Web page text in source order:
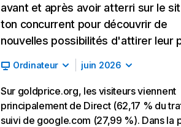
avant et après avoir atterri sur le
ton concurrent pour découvrir de
nouvelles possibilités d'attirer leur
Ordinateur juin 2026
Sur goldprice.org, les visiteurs viennent
principalement de Direct (62,17 % du
suivi de google.com (27,99 %). Dans la